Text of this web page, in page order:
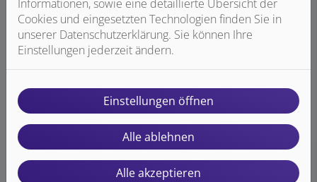
Sanitärräume im Gewerbe
unterscheiden sich grundlegend
anhand der Ansprüche, die in den
und Betrieben an sie gestellt werden.
Weiterlesen
Informationen, sowie eine detaillierte Übersicht der
Cookies und eingesetzten Technologien finden Sie in
unserer Datenschutzerklärung. Sie können Ihre
Einstellungen jederzeit ändern.
Einstellungen öffnen
Alle ablehnen
Alle akzeptieren